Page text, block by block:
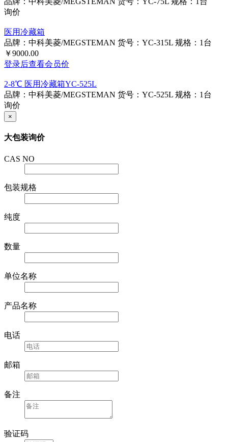
询价
医用冷藏箱
品牌：中科美菱/MEGSTEMAN 货号：YC-315L 规格：1台
￥9000.00
登录后查看会员价
2-8℃ 医用冷藏箱YC-525L
品牌：中科美菱/MEGSTEMAN 货号：YC-525L 规格：1台
询价
×
大包装询价
CAS NO
包装规格
纯度
数量
单位名称
产品名称
电话
邮箱
备注
验证码